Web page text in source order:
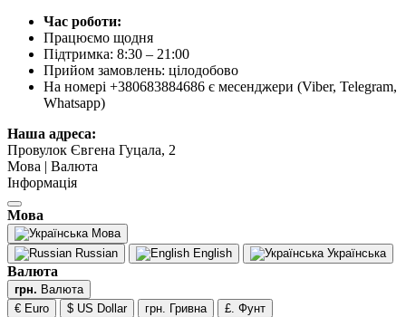
Час роботи:
Працюємо щодня
Підтримка: 8:30 – 21:00
Прийом замовлень: цілодобово
На номері +380683884686 є месенджери (Viber, Telegram,
Whatsapp)
Наша адреса:
Провулок Євгена Гуцала, 2
Мова | Валюта
Інформація
Мова
Мова
Russian
English Українська
Валюта
грн. Валюта
€ Euro
$ US Dollar грн. Гривна £. Фунт